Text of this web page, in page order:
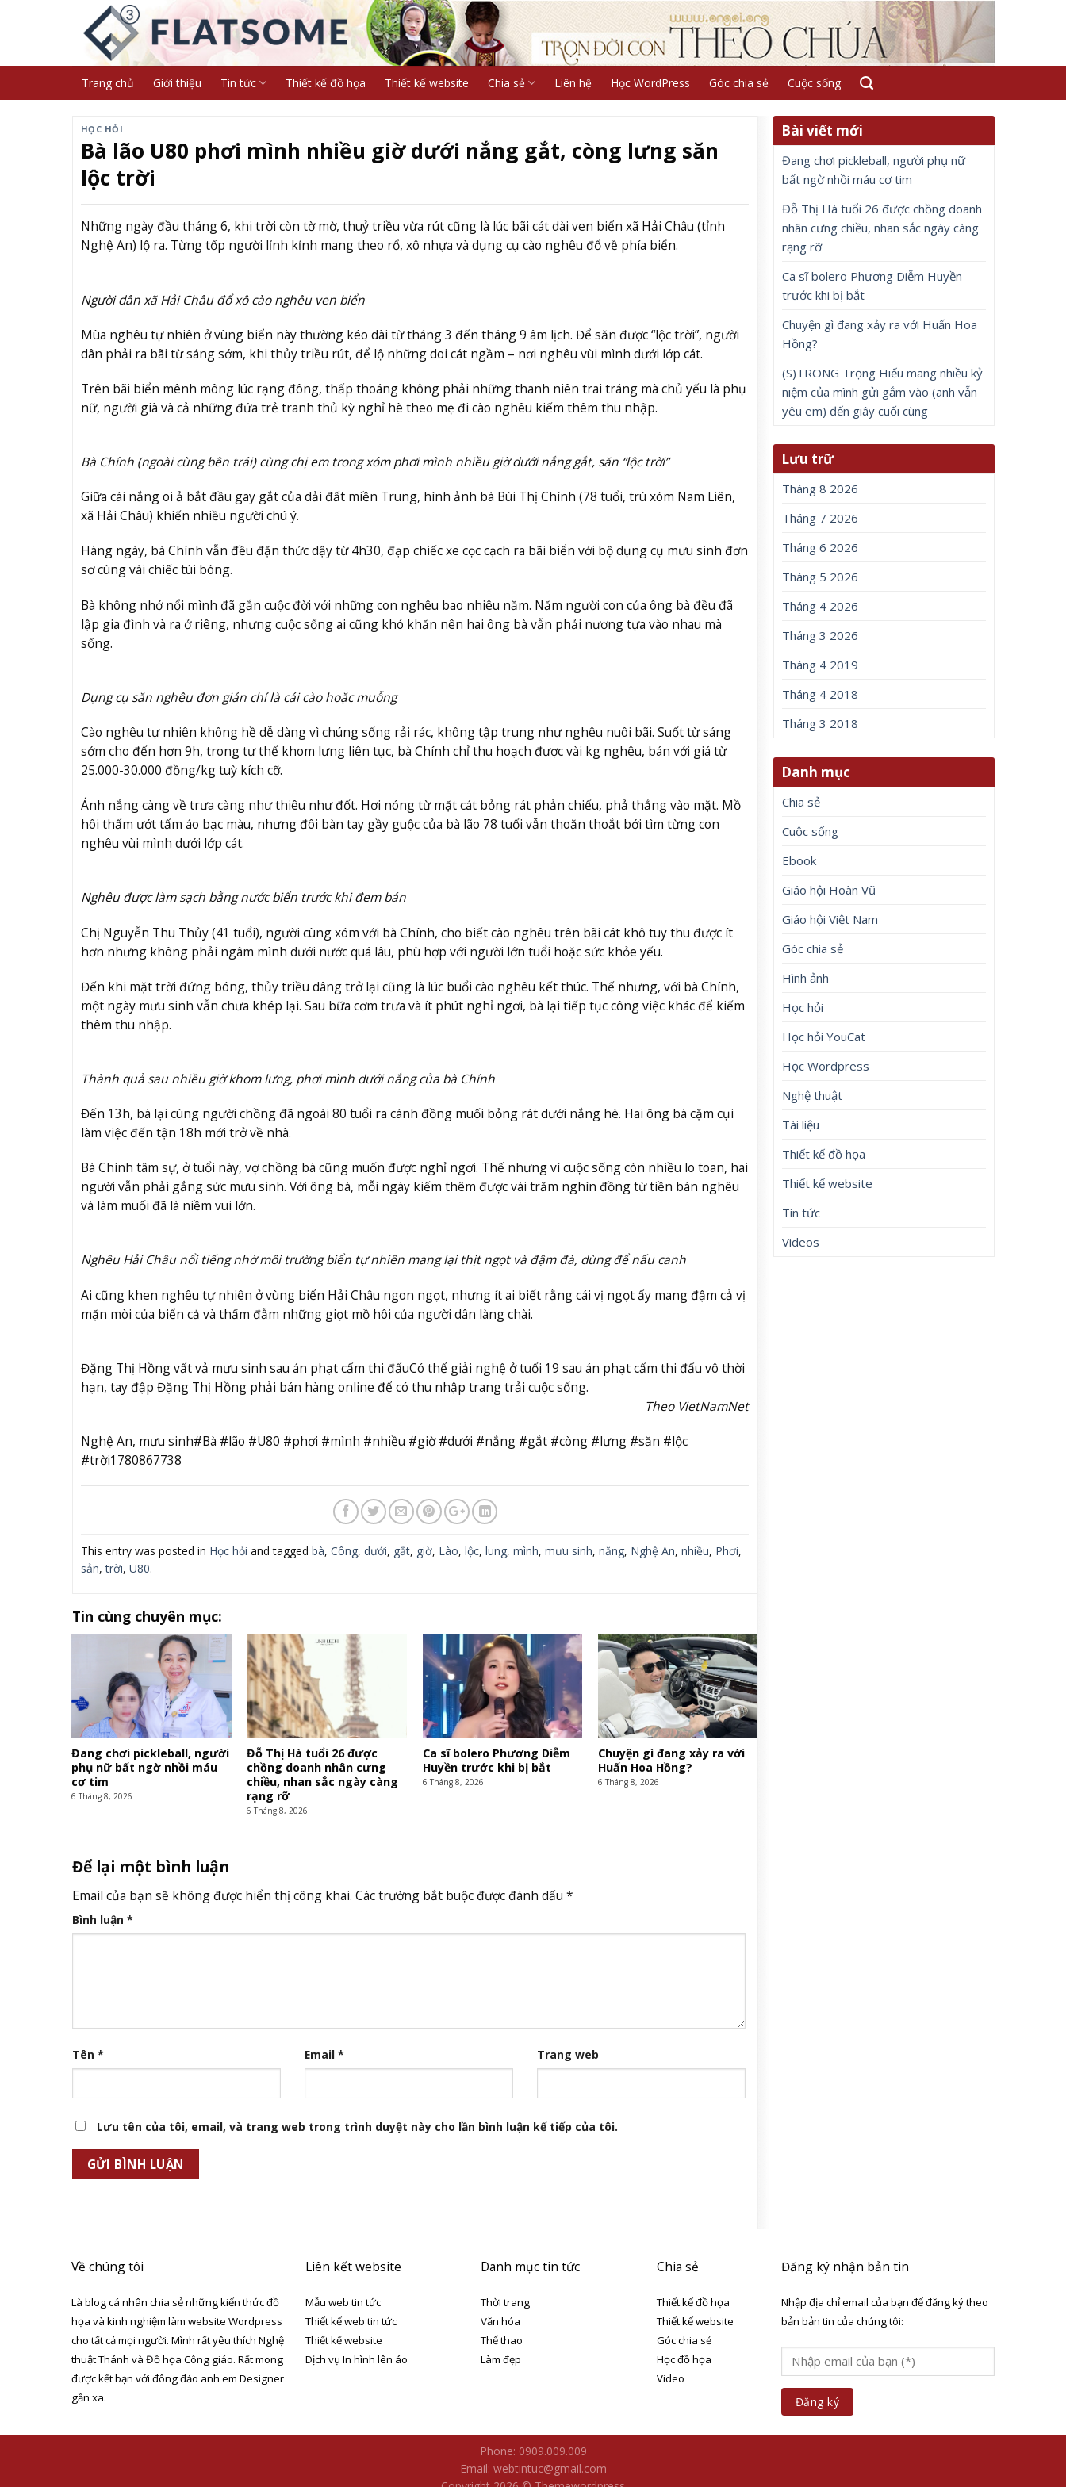
Trang chủ Giới thiệu Tin tức Thiết kế đồ họa Thiết kế website Chia sẻ Liên hệ Học WordPress Góc chia sẻ Cuộc sống
HỌC HỎI
Bà lão U80 phơi mình nhiều giờ dưới nắng gắt, còng lưng săn
lộc trời
Những ngày đầu tháng 6, khi trời còn tờ mờ, thuỷ triều vừa rút cũng là lúc bãi cát dài ven biển xã Hải Châu (tỉnh
Nghệ An) lộ ra. Từng tốp người lỉnh kỉnh mang theo rổ, xô nhựa và dụng cụ cào nghêu đổ về phía biển.
Người dân xã Hải Châu đổ xô cào nghêu ven biển
Mùa nghêu tự nhiên ở vùng biển này thường kéo dài từ tháng 3 đến tháng 9 âm lịch. Để săn được “lộc trời”, người
dân phải ra bãi từ sáng sớm, khi thủy triều rút, để lộ những doi cát ngầm – nơi nghêu vùi mình dưới lớp cát.
Trên bãi biển mênh mông lúc rạng đông, thấp thoáng không phải những thanh niên trai tráng mà chủ yếu là phụ
nữ, người già và cả những đứa trẻ tranh thủ kỳ nghỉ hè theo mẹ đi cào nghêu kiếm thêm thu nhập.
Bà Chính (ngoài cùng bên trái) cùng chị em trong xóm phơi mình nhiều giờ dưới nắng gắt, săn “lộc trời”
Giữa cái nắng oi ả bắt đầu gay gắt của dải đất miền Trung, hình ảnh bà Bùi Thị Chính (78 tuổi, trú xóm Nam Liên,
xã Hải Châu) khiến nhiều người chú ý.
Hàng ngày, bà Chính vẫn đều đặn thức dậy từ 4h30, đạp chiếc xe cọc cạch ra bãi biển với bộ dụng cụ mưu sinh đơn
sơ cùng vài chiếc túi bóng.
Bà không nhớ nổi mình đã gắn cuộc đời với những con nghêu bao nhiêu năm. Năm người con của ông bà đều đã
lập gia đình và ra ở riêng, nhưng cuộc sống ai cũng khó khăn nên hai ông bà vẫn phải nương tựa vào nhau mà
sống.
Dụng cụ săn nghêu đơn giản chỉ là cái cào hoặc muỗng
Cào nghêu tự nhiên không hề dễ dàng vì chúng sống rải rác, không tập trung như nghêu nuôi bãi. Suốt từ sáng
sớm cho đến hơn 9h, trong tư thế khom lưng liên tục, bà Chính chỉ thu hoạch được vài kg nghêu, bán với giá từ
25.000-30.000 đồng/kg tuỳ kích cỡ.
Ánh nắng càng về trưa càng như thiêu như đốt. Hơi nóng từ mặt cát bỏng rát phản chiếu, phả thẳng vào mặt. Mồ
hôi thấm ướt tấm áo bạc màu, nhưng đôi bàn tay gầy guộc của bà lão 78 tuổi vẫn thoăn thoắt bới tìm từng con
nghêu vùi mình dưới lớp cát.
Nghêu được làm sạch bằng nước biển trước khi đem bán
Chị Nguyễn Thu Thủy (41 tuổi), người cùng xóm với bà Chính, cho biết cào nghêu trên bãi cát khô tuy thu được ít
hơn nhưng không phải ngâm mình dưới nước quá lâu, phù hợp với người lớn tuổi hoặc sức khỏe yếu.
Đến khi mặt trời đứng bóng, thủy triều dâng trở lại cũng là lúc buổi cào nghêu kết thúc. Thế nhưng, với bà Chính,
một ngày mưu sinh vẫn chưa khép lại. Sau bữa cơm trưa và ít phút nghỉ ngơi, bà lại tiếp tục công việc khác để kiếm
thêm thu nhập.
Thành quả sau nhiều giờ khom lưng, phơi mình dưới nắng của bà Chính
Đến 13h, bà lại cùng người chồng đã ngoài 80 tuổi ra cánh đồng muối bỏng rát dưới nắng hè. Hai ông bà cặm cụi
làm việc đến tận 18h mới trở về nhà.
Bà Chính tâm sự, ở tuổi này, vợ chồng bà cũng muốn được nghỉ ngơi. Thế nhưng vì cuộc sống còn nhiều lo toan, hai
người vẫn phải gắng sức mưu sinh. Với ông bà, mỗi ngày kiếm thêm được vài trăm nghìn đồng từ tiền bán nghêu
và làm muối đã là niềm vui lớn.
Nghêu Hải Châu nổi tiếng nhờ môi trường biển tự nhiên mang lại thịt ngọt và đậm đà, dùng để nấu canh
Ai cũng khen nghêu tự nhiên ở vùng biển Hải Châu ngon ngọt, nhưng ít ai biết rằng cái vị ngọt ấy mang đậm cả vị
mặn mòi của biển cả và thấm đẫm những giọt mồ hôi của người dân làng chài.
Đặng Thị Hồng vất vả mưu sinh sau án phạt cấm thi đấuCó thể giải nghệ ở tuổi 19 sau án phạt cấm thi đấu vô thời
hạn, tay đập Đặng Thị Hồng phải bán hàng online để có thu nhập trang trải cuộc sống.
Theo VietNamNet
Nghệ An, mưu sinh#Bà #lão #U80 #phơi #mình #nhiều #giờ #dưới #nắng #gắt #còng #lưng #săn #lộc
#trời1780867738
This entry was posted in Học hỏi and tagged bà, Công, dưới, gắt, giờ, Lào, lộc, lung, mình, mưu sinh, năng, Nghệ An, nhiều, Phơi,
sản,trời, U80.
Tin cùng chuyên mục:
Đang chơi pickleball, người
phụ nữ bất ngờ nhồi máu
cơ tim
6 Tháng 8, 2026
Đỗ Thị Hà tuổi 26 được
chồng doanh nhân cưng
chiều, nhan sắc ngày càng
rạng rỡ
6 Tháng 8, 2026
Ca sĩ bolero Phương Diễm
Huyền trước khi bị bắt
6 Tháng 8, 2026
Chuyện gì đang xảy ra với
Huấn Hoa Hồng?
6 Tháng 8, 2026
Để lại một bình luận
Email của bạn sẽ không được hiển thị công khai. Các trường bắt buộc được đánh dấu *
Bình luận *
Tên * Email * Trang web
Lưu tên của tôi, email, và trang web trong trình duyệt này cho lần bình luận kế tiếp của tôi.
Bài viết mới
Đang chơi pickleball, người phụ nữ
bất ngờ nhồi máu cơ tim
Đỗ Thị Hà tuổi 26 được chồng doanh
nhân cưng chiều, nhan sắc ngày càng
rạng rỡ
Ca sĩ bolero Phương Diễm Huyền
trước khi bị bắt
Chuyện gì đang xảy ra với Huấn Hoa
Hồng?
(S)TRONG Trọng Hiếu mang nhiều kỷ
niệm của mình gửi gắm vào (anh vẫn
yêu em) đến giây cuối cùng
Lưu trữ
Tháng 8 2026
Tháng 7 2026
Tháng 6 2026
Tháng 5 2026
Tháng 4 2026
Tháng 3 2026
Tháng 4 2019
Tháng 4 2018
Tháng 3 2018
Danh mục
Chia sẻ
Cuộc sống
Ebook
Giáo hội Hoàn Vũ
Giáo hội Việt Nam
Góc chia sẻ
Hình ảnh
Học hỏi
Học hỏi YouCat
Học Wordpress
Nghệ thuật
Tài liệu
Thiết kế đồ họa
Thiết kế website
Tin tức
Videos
Về chúng tôi
Là blog cá nhân chia sẻ những kiến thức đồ
họa và kinh nghiệm làm website Wordpress
cho tất cả mọi người. Mình rất yêu thích Nghệ
thuật Thánh và Đồ họa Công giáo. Rất mong
được kết bạn với đông đảo anh em Designer
gần xa.
Liên kết website
Mẫu web tin tức
Thiết kế web tin tức
Thiết kế website
Dịch vụ In hình lên áo
Danh mục tin tức
Thời trang
Văn hóa
Thể thao
Làm đẹp
Chia sẻ
Thiết kế đồ họa
Thiết kế website
Góc chia sẻ
Học đồ họa
Video
Đăng ký nhận bản tin
Nhập địa chỉ email của bạn để đăng ký theo
bản bản tin của chúng tôi:
Phone: 0909.009.009
Email: webtintuc@gmail.com